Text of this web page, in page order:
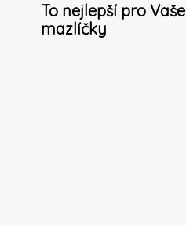
To nejlepší pro Vaše
mazlíčky